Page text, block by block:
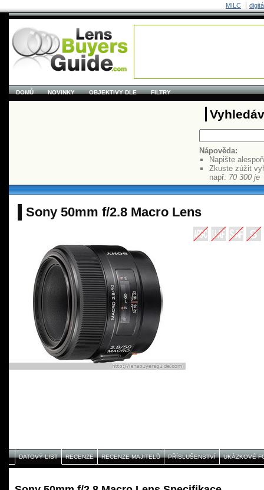
MILC
DOMŮ NOVINKY OBJEKTIVY DLE FILTRY
Nápověda:
Napište
Zkuste zúžit
např. 70 300 je
Sony 50mm f/2.8 Macro Lens
DATOVÝ LIST RECENZE RECENZE MAJITELŮ PŘÍSLUŠENSTVÍ UKÁZKOVÉ